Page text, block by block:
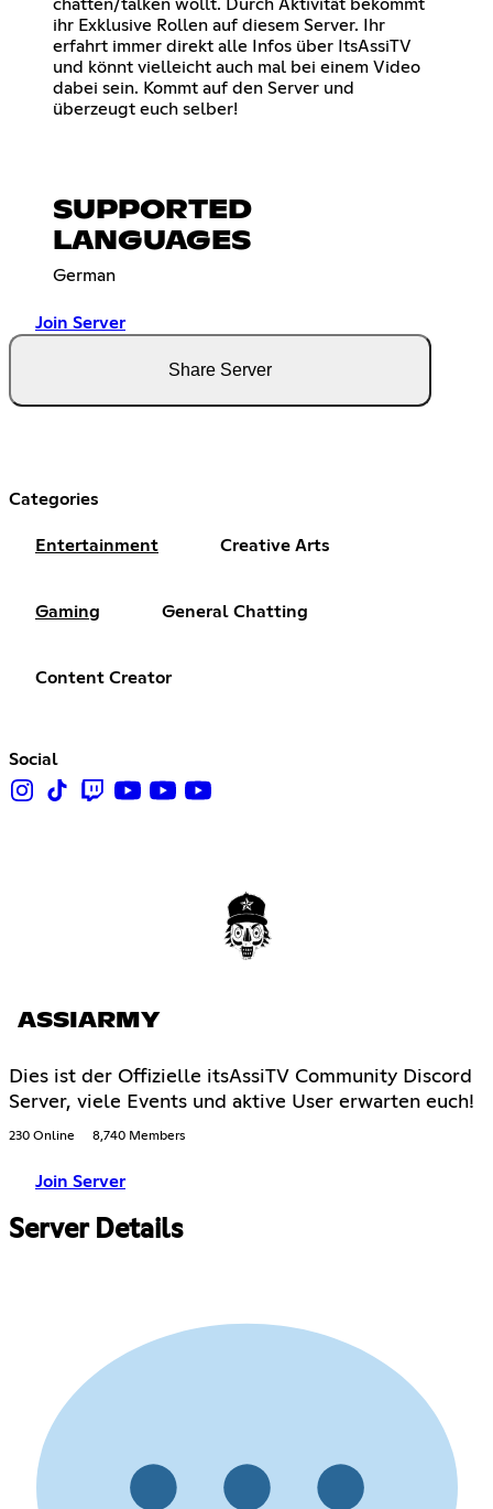
chatten/talken wollt. Durch Aktivität bekommt
ihr Exklusive Rollen auf diesem Server. Ihr
erfahrt immer direkt alle Infos über ItsAssiTV
und könnt vielleicht auch mal bei einem Video
dabei sein. Kommt auf den Server und
überzeugt euch selber!
SUPPORTED
LANGUAGES
German
Join Server
Share Server
Categories
Entertainment Creative Arts
Gaming General Chatting
Content Creator
Social
ASSIARMY
Dies ist der Offizielle itsAssiTV Community Discord
Server, viele Events und aktive User erwarten euch!
230 Online 8,740 Members
Join Server
Server Details